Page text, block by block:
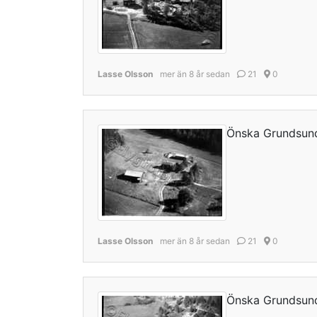
Lasse Olsson mer än 8 år sedan 21 0
Önska
Lasse Olsson mer än 8 år sedan 21 0
Önska